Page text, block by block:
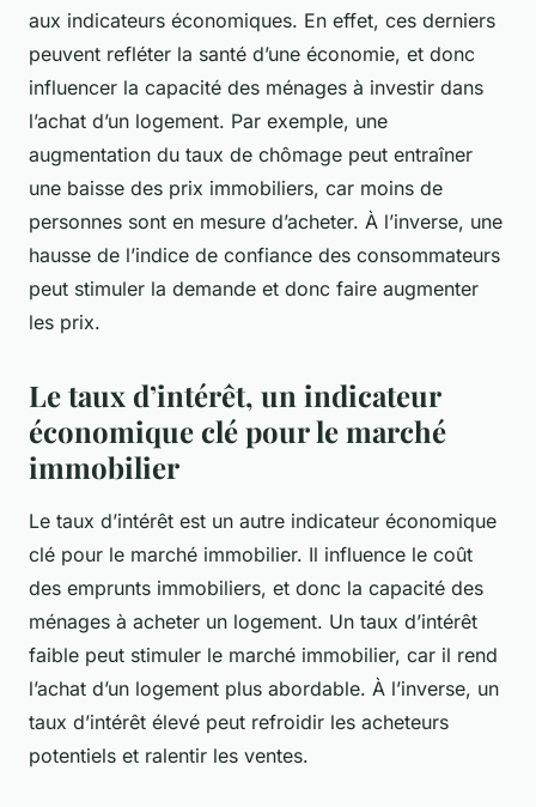
aux indicateurs économiques. En effet, ces derniers
peuvent refléter la santé d’une économie, et donc
influencer la capacité des ménages à investir dans
l’achat d’un logement. Par exemple, une
augmentation du taux de chômage peut entraîner
une baisse des prix immobiliers, car moins de
personnes sont en mesure d’acheter. À l’inverse, une
hausse de l’indice de confiance des consommateurs
peut stimuler la demande et donc faire augmenter
les prix.
Le taux d’intérêt, un indicateur
économique clé pour le marché
immobilier
Le taux d’intérêt est un autre indicateur économique
clé pour le marché immobilier. Il influence le coût
des emprunts immobiliers, et donc la capacité des
ménages à acheter un logement. Un taux d’intérêt
faible peut stimuler le marché immobilier, car il rend
l’achat d’un logement plus abordable. À l’inverse, un
taux d’intérêt élevé peut refroidir les acheteurs
potentiels et ralentir les ventes.